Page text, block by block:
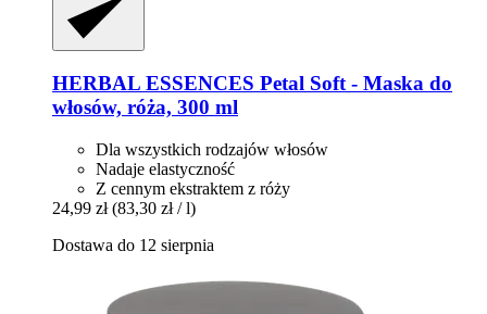
HERBAL ESSENCES Petal Soft -​ Maska do
włosów, róża, 300 ml
Dla wszystkich rodzajów włosów
Nadaje elastyczność
Z cennym ekstraktem z róży
24,99 zł (83,30 zł / l)
Dostawa do 12 sierpnia